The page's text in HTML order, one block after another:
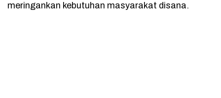
meringankan kebutuhan masyarakat disana.